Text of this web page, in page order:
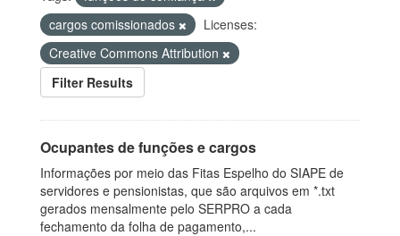
cargos comissionados
Licenses:
Creative Commons Attribution
Filter Results
Ocupantes de funções e cargos
Informações por meio das Fitas Espelho do SIAPE de
servidores e pensionistas, que são arquivos em *.txt
gerados mensalmente pelo SERPRO a cada
fechamento da folha de pagamento,...